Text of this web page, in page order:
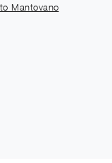
Mantovano